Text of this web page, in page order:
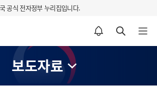
공식 전자정부 누리집입니다.
알림설정 바로가기 검색 바로가기 메뉴 열기
보도자료